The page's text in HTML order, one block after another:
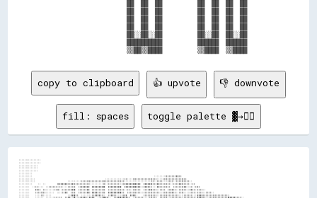
                    ██░░██░░██          ██░░██  ██░░██
copy to clipboard 👍 upvote 👎 downvote
fill: spaces toggle palette ▓→✊🏽
░░░░░░░░░░░░░░░░                                                                                                                                                                                              
░░░░░░░░░░░░░░░░                                                                                                                                                                                              
░░░░░░░░░░░░░░                                                                                                                                                                                                
░░░░░░░░░░░░░░                                                                                                                                                                                                
░░░░░░░░░░░░░░                                                                                                                                                                                                
░░░░░░░░░░                                                                                                                                                                                                    
░░░░░░░░░░                                                                                          ░░░░░░░░▒▒▒▒▒▒▒▒▓▓▒▒                                                                                      
░░░░░░░░░░░░                                                    ░░░░░░░░░░░░░░▒▒░░░░▒▒▒▒▒▒▒▒▒▒▒▒▒▒▒▒▒▒░░░░▒▒▒▒▒▒▒▒▒▒▒▒▒▒▒▒▒▒                                                                                  
░░░░░░░░░░░░                        ░░░░░░░░░░▒▒▒▒▒▒▒▒▒▒▒▒▒▒▒▒▒▒▒▒▒▒▒▒▒▒▒▒▒▒▒▒░░░░░░░░░░░░░░░░░░░░▒▒░░▒▒▒▒░░░░▒▒▒▒░░▒▒▒▒▒▒▒▒▒▒░░                                                                              
░░░░░░░░░░    ░░  ░░        ▒▒▓▓▓▓▓▓▒▒▓▓▒▒▒▒▒▒▒▒▒▒▒▒░░░░░░░░░░▒▒░░▒▒▒▒▒▒▒▒░░▒▒▓▓▓▓▓▓▓▓▓▓▓▓  ▓▓▓▓▓▓▒▒▒▒▓▓▒▒▒▒▒▒▒▒░░▒▒▒▒▓▓▒▒▒▒▒▒░░▒▒                                                                            
░░░░░░░░  ░░▒▒░░░░  ░░▒▒▒▒▒▒░░▒▒░░░░▒▒▒▒▒▒  ▒▒▓▓▓▓▓▓  ▓▓▓▓▓▓▓▓▓▓  ▓▓▓▓▓▓▓▓▓▓  ▓▓▓▓▓▓▓▓▓▓▓▓░░▓▓▓▓▒▒░░░░▓▓▒▒▒▒▒▒▒▒  ▒▒▒▒▒▒▒▒▓▓░░▒▒░░▒▒▒▒                                                                        
░░░░░░░░    ▓▓▒▒  ▒▒░░░░░░▒▒▒▒░░▒▒▒▒▒▒▓▓▓▓  ▒▒▒▒▒▒▓▓  ▒▒▒▒▒▒▒▒▒▒  ▒▒▒▒▒▒▒▒▒▒▒▒░░▒▒░░▒▒▒▒▒▒  ▒▒▒▒▓▓▒▒▒▒░░▒▒▒▒  ▒▒▓▓▒▒░░▒▒▒▒▒▒░░▓▓▒▒░░▒▒▒▒░░                                                                    
░░░░░░░░    ▒▒▒▒▒▒▒▒░░░░░░  ░░░░▒▒▓▓  ▒▒▒▒  ▒▒▒▒▒▒▓▓░░▓▓▓▓▒▒▒▒▒▒  ▓▓▓▓▓▓▓▓▓▓▒▒  ▒▒▒▒▒▒▒▒▒▒░░▒▒▒▒▒▒▒▒▒▒▒▒░░▒▒▒▒▒▒▓▓▒▒░░▒▒▒▒░░░░▒▒▒▒░░▒▒▒▒░░▒▒▒▒░░                                                              
░░░░░░░░    ░░░░▒▒░░░░░░            ░░▓▓▓▓▒▒  ░░░░░░░░▒▒▓▓▓▓▒▒░░  ▒▒▓▓▒▒░░░░▒▒▓▓  ▓▓▓▓░░    ▒▒▒▒▒▒▒▒▒▒░░▒▒▒▒▒▒▒▒▒▒▒▒▒▒░░░░▒▒▒▒▒▒░░░░▓▓▓▓▒▒▒▒▒▒▒▒▒▒▒▒▒▒▒▒▒▒░░                                                  
░░░░░░░░    ░░░░░░  ░░░░░░▒▒░░▒▒  ▒▒▓▓░░▓▓░░▒▒▓▓▓▓░░▓▓▓▓  ░░▒▒▓▓▓▓░░  ▒▒▓▓▓▓▓▓▓▓▒▒  ░░▒▒▒▒▒▒░░░░▒▒▒▒▒▒  ▒▒▒▒▒▒░░▒▒▒▒▒▒▒▒░░▒▒▒▒▒▒▒▒░░▓▓▓▓▒▒░░▒▒▒▒▒▒▒▒▒▒▒▒▒▒▓▓▓▓▓▓▒▒▒▒░░                                        
░░░░░░░░  ▒▒░░░░  ░░░░░░▒▒▒▒▒▒▒▒    ▒▒░░  ░░▓▓▓▓▓▓░░▓▓▓▓▓▓▒▒▓▓▓▓▓▓░░░░▒▒▓▓▓▓▓▓▓▓▓▓  ▒▒▒▒▒▒▒▒▒▒▒▒░░░░  ░░▒▒▓▓▒▒▒▒░░▒▒▒▒▒▒░░▒▒▒▒▒▒▓▓░░▒▒▓▓▒▒░░▒▒▒▒▒▒▒▒▒▒▒▒▓▓▓▓▓▓▒▒░░▒▒▒▒░░                                      
░░░░      ▓▓▒▒░░██  ░░▒▒░░▒▒▒▒░░░░      ░░░░▒▒▒▒░░▒▒░░▒▒░░░░▓▓▒▒  ▓▓▓▓▓▓░░▒▒▓▓▓▓▓▓  ░░▒▒▓▓▓▓▓▓▓▓  ▒▒▓▓▓▓░░▒▒▓▓▒▒░░▒▒▒▒▒▒░░░░▒▒▒▒▒▒▒▒▒▒▒▒▒▒▒▒▒▒▒▒▓▓▓▓░░▒▒▒▒▒▒░░▒▒░░▒▒░░░░▒▒                                    
░░░░░░    ▒▒░░▒▒░░░░░░▒▒▒▒▒▒░░                                  ░░▒▒▒▒▓▓▓▓  ░░▒▒░░░░▓▓▓▓▓▓▒▒▒▒▒▒░░▓▓▓▓▓▓▒▒▒▒▒▒▒▒▒▒░░░░░░▒▒▒▒▒▒▒▒▒▒▒▒▒▒░░▒▒▒▒▒▒░░▒▒▒▒░░▒▒▒▒▒▒▓▓░░▓▓▓▓▓▓░░▒▒▒▒                                  
░░░░░░░░  ░░░░░░░░░░▒▒▓▓▒▒                                                      ░░░░░░▒▒▓▓▓▓▓▓▓▓░░▓▓▓▓▓▓▒▒░░▒▒░░▒▒▒▒▒▒▒▒░░▓▓▓▓▒▒▒▒▒▒▒▒░░▒▒▓▓▓▓░░▓▓▓▓░░▒▒░░▒▒▒▒░░▓▓▒▒▒▒▒▒▒▒▒▒▒▒                                
░░░░░░      ░░▒▒▒▒░░▒▒▒▒░░                                                                  ░░░░▒▒░░▓▓▓▓▒▒░░▓▓▒▒▒▒▒▒▒▒▒▒▓▓░░▓▓▓▓▓▓▒▒▒▒▒▒▒▒░░▒▒░░▒▒▒▒░░▒▒▒▒▒▒▒▒░░░░▒▒▒▒▒▒▒▒▒▒▒▒░░                              
░░░░░░      ░░░░▓▓▒▒▒▒▒▒                                                                        ░░▒▒▓▓▓▓▒▒▒▒▒▒░░▒▒▒▒▒▒▒▒▒▒░░▓▓▓▓▒▒▒▒▒▒▒▒▒▒░░▓▓▒▒▒▒▒▒░░▒▒▒▒▒▒▒▒▒▒▒▒▒▒░░▒▒▓▓▒▒▒▒░░                              
░░░░        ░░▒▒░░░░▒▒░░                                                                              ▓▓░░▒▒▒▒░░▒▒▒▒▒▒▒▒▒▒▒▒▒▒░░░░▒▒▒▒▒▒▒▒▒▒▒▒▒▒▒▒░░░░░░▒▒░░░░▒▒▒▒▒▒▒▒▒▒▓▓░░▒▒▒▒▒▒                            
░░░░        ▒▒░░░░░░░░                                                                                ░░▒▒▒▒▒▒▒▒░░▒▒▒▒▒▒  ▓▓▓▓▓▓▒▒▒▒▒▒  ░░▒▒▒▒▒▒▒▒░░▒▒▒▒  ▒▒▒▒▒▒▒▒▒▒▒▒░░▒▒▒▒▓▓░░▒▒                            
░░░░        ▒▒▒▒░░░░                                                                                ▒▒▒▒▒▒▒▒▒▒▒▒  ▒▒▒▒  ▒▒▓▓▓▓▓▓▒▒▒▒▒▒▓▓▒▒░░▒▒▒▒▒▒░░▒▒▒▒░░▒▒▒▒▒▒░░▒▒▒▒▒▒░░▒▒▒▒░░░░                            
░░░░░░    ░░▓▓░░░░                                                                                ░░  ▒▒▒▒▒▒▒▒░░▒▒░░  ▒▒▒▒▓▓▓▓▓▓░░▓▓░░▓▓▒▒░░░░  ░░▒▒░░░░░░▒▒░░░░░░░░▒▒░░▒▒▒▒░░▒▒░░░░                          
░░░░░░    ░░▓▓▒▒▒▒                                                                                ░░  ▒▒▒▒▒▒▒▒░░▒▒▒▒▒▒░░▒▒▓▓▓▓▓▓░░▓▓▒▒░░▓▓░░▒▒▒▒▒▒░░▒▒▒▒▒▒░░▒▒▒▒▒▒▒▒▒▒░░▒▒▒▒▒▒▓▓░░▒▒                          
░░░░░░░░    ▓▓▓▓▓▓                                                                                ░░░░░░░░▒▒  ▒▒▒▒▒▒▒▒  ▒▒▓▓▒▒▒▒▒▒▓▓▓▓▒▒░░▓▓▒▒▓▓▒▒░░▒▒▒▒▒▒▒▒▒▒▒▒░░▒▒▒▒░░▒▒▒▒▒▒▒▒░░░░                          
░░░░░░░░░░░░██░░                                                                                    ▒▒▒▒▒▒░░░░▒▒▒▒▒▒▒▒▒▒░░▒▒▒▒░░▓▓▓▓▓▓▒▒  ▒▒▓▓▒▒▒▒▒▒░░▒▒░░░░░░░░░░░░  ░░░░▒▒▒▒▓▓░░▒▒                          
░░░░░░░░░░░░░░                                                                                      ▒▒▒▒▓▓▒▒░░░░▒▒▒▒▒▒▒▒░░      ▒▒▓▓░░▒▒▓▓▒▒▒▒▒▒░░░░▒▒░░▒▒░░▒▒▒▒▒▒░░▒▒░░░░░░░░▓▓░░░░                          
░░░░░░░░░░                                                                                            ▓▓▒▒░░▒▒▒▒░░▒▒▒▒▒▒░░░░░░  ░░░░▓▓▓▓▓▓▓▓░░▓▓▒▒░░▒▒▒▒▒▒▒▒░░▒▒░░░░░░░░▒▒░░▒▒▒▒░░░░                          
░░░░░░░░░░                                                                                            ░░▒▒░░▒▒▒▒░░░░░░░░░░░░░░    ▒▒▓▓▓▓▓▓░░▓▓▒▒▒▒░░▒▒▒▒░░▒▒░░░░░░░░░░░░░░░░▒▒▒▒░░░░                          
░░░░░░░░░░                                                                                              ░░░░▒▒▒▒░░▒▒▒▒░░░░      ░░  ▒▒▒▒▒▒▒▒▒▒▒▒░░░░▓▓▒▒▒▒▒▒▒▒░░░░▒▒░░░░░░░░▒▒░░  ░░                          
░░░░░░░░░░░░                                                                                              ░░░░  ▒▒░░  ░░░░░░░░░░░░░░░░▒▒▒▒▒▒░░░░▒▒▒▒██░░░░▒▒▒▒░░░░░░░░░░░░▒▒▒▒▒▒  ░░                          
░░░░░░░░░░░░                                                                                              ░░▒▒░░▒▒░░░░░░░░░░  ░░░░░░░░▒▒▒▒▒▒▒▒▒▒▓▓▒▒  ░░░░▒▒░░░░░░░░░░▒▒  ░░▒▒▓▓  ░░                          
░░░░░░░░░░░░                                                                                              ░░▒▒░░▒▒░░░░░░▓▓░░░░░░▓▓▓▓▒▒▓▓▒▒▒▒░░          ▒▒░░  ░░░░░░░░▒▒░░▒▒▒▒▓▓  ░░                          
░░░░░░░░░░░░░░                                                                                            ░░▒▒▒▒░░░░▒▒░░██▓▓░░▓▓▓▓▓▓▒▒                    ░░░░░░░░░░░░░░░░░░░░░░  ░░                          
░░░░░░░░░░░░░░                                                                                            ░░▒▒░░▒▒░░░░  ░░▓▓▓▓▒▒░░░░▒▒                    ▒▒░░░░░░  ░░░░░░░░░░░░░░                  ░░        
░░░░░░░░░░░░░░░░                                                                                              ░░▒▒▒▒░░    ▒▒▒▒░░░░░░░░                      ░░░░░░░░░░░░░░░░░░░░▒▒░░      ░░        ░░        
░░░░░░░░░░░░░░░░                                                                                            ▓▓▒▒░░░░░░      ▒▒░░░░░░░░░░                    ▒▒░░░░    ░░░░░░░░░░░░░░      ░░░░    ░░          
░░░░░░░░░░░░░░░░                                                                                            ▓▓▓▓▒▒  ▒▒      ▒▒▒▒░░░░  ░░                      ▒▒░░░░░░░░░░░░░░  ░░░░░░        ░░░░░░        ░░
░░░░░░░░░░░░░░░░░░                                            ░░░░                                          ▒▒▒▒▒▒  ░░        ▒▒▒▒░░  ░░    ░░░░░░░░░░░░░░    ░░    ░░░░░░░░░░░░▒▒██▓▓▓▓░░    ░░▒▒░░        ░░
░░░░░░░░░░░░░░░░░░░░            ░░                            ░░▒▒░░                                      ░░▓▓  ░░▒▒░░        ░░░░      ░░    ▒▒▒▒▒▒░░░░░░░░░░░░░░░░░░░░░░░░░░  ▒▒████▓▓░░░░░░░░▒▒░░░░░░░░░░░░
░░░░░░░░░░░░░░░░░░  ░░░░  ░░    ░░░░    ░░░░                  ░░▒▒░░░░                  ░░░░            ░░▒▒▓▓▒▒░░░░░░  ░░░░  ░░░░▒▒░░░░░░░░░░░░▒▒▒▒░░░░░░░░░░░░░░        ░░▒▒░░▓▓▓▓▓▓▓▓▒▒░░░░░░░░░░░░░░░░░░░░
░░░░░░░░░░░░░░░░░░░░░░░░░░▒▒▒▒▒▒░░░░░░░░▒▒▒▒░░    ░░      ░░░░░░▒▒░░░░      ░░▒▒▒▒▒▒▒▒▒▒▒▒░░        ░░░░░░▒▒▓▓▒▒▒▒░░░░░░░░░░░░░░░░  ░░░░░░░░░░░░░░░░░░░░░░░░░░░░░░░░░░  ░░░░░░▒▒▒▒██████▓▓░░▒▒░░░░░░░░░░░░░░░░
░░░░░░░░░░░░░░░░░░░░░░░░░░▒▒▒▒▒▒░░▒▒▒▒▒▒▓▓▒▒░░░░░░░░░░░░    ▒▒░░▒▒▒▒░░░░░░  ░░▓▓▓▓▓▓▓▓▓▓▒▒░░░░░░░░░░░░░░░░░░▒▒░░░░▒▒▒▒▒▒░░░░░░░░░░░░▒▒░░  ░░░░░░░░░░░░░░░░░░░░░░░░▒▒░░░░░░▒▒░░░░▒▒▓▓██▓▓░░░░░░░░░░░░░░░░░░░░░░
░░░░░░▒▒▒▒░░░░░░░░░░▒▒▒▒▒▒▒▒▓▓▒▒▒▒▒▒▒▒▒▒▓▓▒▒░░░░░░░░░░░░░░░░▒▒░░▒▒▓▓░░░░░░░░░░▓▓▓▓▒▒▒▒▒▒▒▒░░░░░░░░░░░░░░░░░░▒▒▒▒▒▒░░░░░░░░░░░░░░░░░░░░  ░░▒▒░░░░░░░░░░░░░░░░░░░░░░░░▒▒░░░░▒▒▒▒░░  ▓▓██▓▓░░  ░░▒▒▒▒░░░░░░░░░░░░
░░▒▒▒▒▓▓▓▓▓▓▒▒▒▒▒▒▒▒▓▓▓▓▒▒▓▓▓▓▒▒▒▒▓▓▒▒▒▒▓▓▓▓░░░░░░░░░░░░░░░░▒▒▒▒▒▒▒▒░░░░░░░░▒▒▒▒▒▒░░░░░░░░░░░░░░░░░░░░░░░░░░▒▒  ▒▒▒▒░░░░░░░░░░░░░░░░▒▒▒▒░░░░░░░░░░░░░░░░░░▒▒▒▒▒▒▒▒▒▒▒▒░░░░▒▒▒▒░░░░░░██▓▓░░░░▒▒▒▒░░░░░░░░░░░░░░
░░▒▒▓▓▓▓▓▓▓▓▓▓▒▒▒▒▒▒▒▒▒▒▓▓▒▒▒▒▒▒▒▒▒▒░░▒▒▒▒▒▒░░▒▒░░░░▒▒░░░░░░▒▒▒▒▒▒▒▒░░░░░░░░░░░░▒▒░░░░░░░░░░░░░░░░░░▒▒░░░░░░▒▒▒▒  ▒▒░░░░░░░░░░░░░░░░▒▒▒▒░░░░▒▒░░░░░░░░░░░░▒▒▒▒▒▒▒▒▒▒░░▒▒░░░░░░░░░░░░██▓▓▒▒░░░░░░░░░░░░░░░░░░░░
░░░░▒▒▒▒▒▒▒▒▒▒▒▒▒▒▒▒░░░░░░░░░░░░░░░░░░░░░░░░░░▒▒▒▒▒▒▒▒▒▒▒▒░░▒▒▓▓